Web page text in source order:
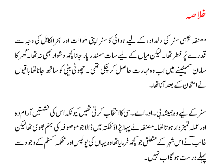
خلاصہ
مصنفہ جیسی سفر کی دلدادہ کے لیے ہوائی کا سفر اپنی طوالت اور بحرالکاہل کی وجہ سے
قدرے پُر خطر تھا ۔ لیکن میاں کے لیے سات سمندر پار جانا کچھ دشوار بھی نہ تھا ۔ گھر کا
سامان سمیٹینے میں اب وہ مہارت حاصل کر چکی تھی ۔ چھوٹی بیٹی کو ساتھ جانا تھا باقیوں
نے امتحان کے بعد آنا تھا ۔
سفر کے لیے وہ ہمیشہ بی۔او۔اے۔سی کا انتخاب کرتی تھیں کیونکہ اس کی نشستیں آرام دہ
اور عملہ تمیزدار ہوتا تھا ۔ مصنفہ نے پہلا پڑاؤ کلکتہ میں ڈالا جو موصوفہ کی جنم بھومی تھا لیکن
غالبؔ نے اس شہر کے متعلق جو کچھ فرمایا تھا وہ یہاں کی پولیس اور محکمہ کسٹم کے وجود سے
پہلے درست ہو گا اب نہیں ۔